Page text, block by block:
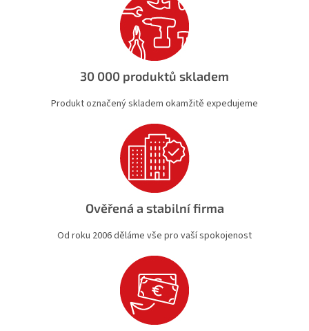
30 000 produktů skladem
Produkt označený skladem okamžitě expedujeme
Ověřená a stabilní firma
Od roku 2006 děláme vše pro vaší spokojenost